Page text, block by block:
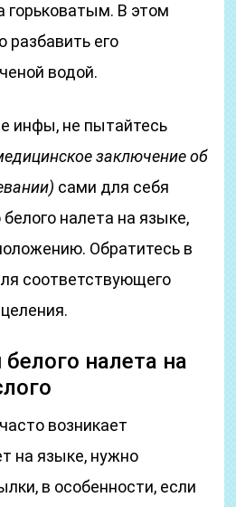
горьковатым. В этом
разбавить его
водой.
инфы, не пытайтесь
заключение об
сами для себя
налета на языке,
Обратитесь в
соответствующего
налета на
возникает
на языке, нужно
в особенности, если